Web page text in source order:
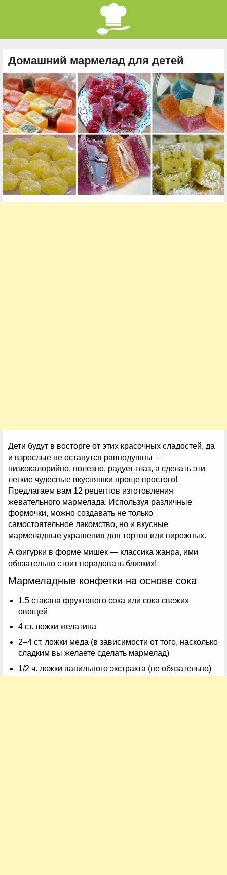
Домашний мармелад для детей
Дети будут в восторге от этих красочных сладостей, да
и взрослые не останутся равнодушны —
низкокалорийно, полезно, радует глаз, а сделать эти
легкие чудесные вкусняшки проще простого!
Предлагаем вам 12 рецептов изготовления
жевательного мармелада. Используя различные
формочки, можно создавать не только
самостоятельное лакомство, но и вкусные
мармеладные украшения для тортов или пирожных.
А фигурки в форме мишек — классика жанра, ими
обязательно стоит порадовать близких!
Мармеладные конфетки на основе сока
1,5 стакана фруктового сока или сока свежих
овощей
4 ст. ложки желатина
2–4 ст. ложки меда (в зависимости от того, насколько
сладким вы желаете сделать мармелад)
1/2 ч. ложки ванильного экстракта (не обязательно)